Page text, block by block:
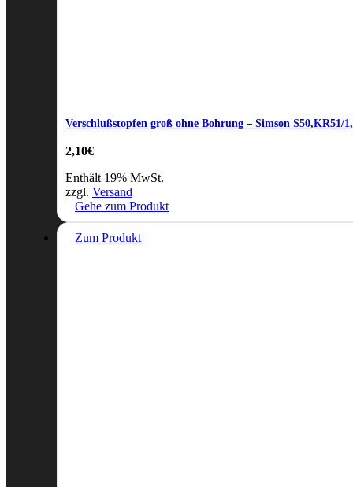
Verschlußstopfen groß ohne Bohrung – Simson S50,KR51/
2,10€
Enthält 19% MwSt.
zzgl. Versand
Gehe zum Produkt
Zum Produkt